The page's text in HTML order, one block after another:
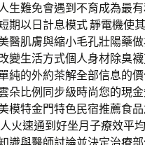
生難免會遇到不育成為最
期以日計息模式 靜電機使
醫肌膚與縮小毛孔壯陽藥
變生活方式個人身材除臭
純的外約茶解全部信息的
朵比例同步級時尚您的現
模特金門特色民宿推薦食
火速通到好坐月子療效平
識與醫師討論並決定治療